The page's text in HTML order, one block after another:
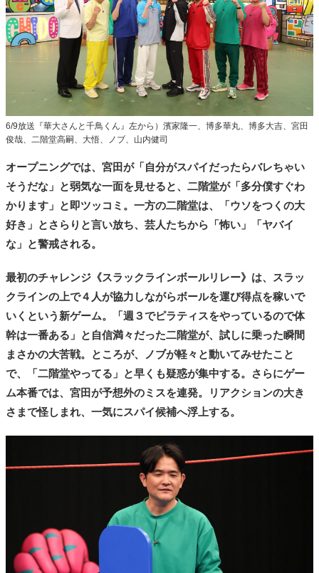
6/9放送『華大さんと千鳥くん』左から）濱家隆一、博多華丸、博多大吉、宮田
俊哉、二階堂高嗣、大悟、ノブ、山内健司
オープニングでは、宮田が「自分がスパイだったらバレちゃい
そうだな」と弱気な一面を見せると、二階堂が「多分僕すぐわ
かります」と即ツッコミ。一方の二階堂は、「ウソをつくの大
好き」とさらりと言い放ち、芸人たちから「怖い」「ヤバイ
な」と警戒される。
最初のチャレンジ《スラックラインボールリレー》は、スラッ
クラインの上で４人が協力しながらボールを運び得点を稼いで
いくという新ゲーム。「週３でピラティスをやっているので体
幹は一番ある」と自信満々だった二階堂が、試しに乗った瞬間
まさかの大苦戦。ところが、ノブが軽々と動いてみせたこと
で、「二階堂やってる」と早くも疑惑が集中する。さらにゲー
ム本番では、宮田が予想外のミスを連発。リアクションの大き
さまで怪しまれ、一気にスパイ候補へ浮上する。